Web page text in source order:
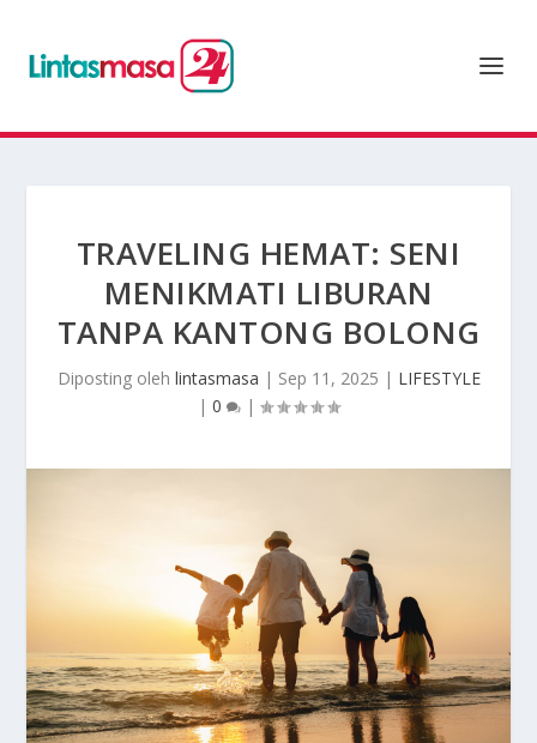
TRAVELING HEMAT: SENI
MENIKMATI LIBURAN
TANPA KANTONG BOLONG
Diposting oleh lintasmasa | Sep 11, 2025 | LIFESTYLE
| 0 |